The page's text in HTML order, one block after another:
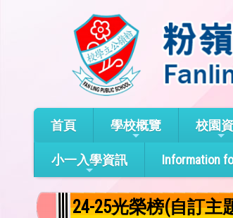
首頁 學校概覽 校園
小一入學資訊 Information
24-25光榮榜(自訂主